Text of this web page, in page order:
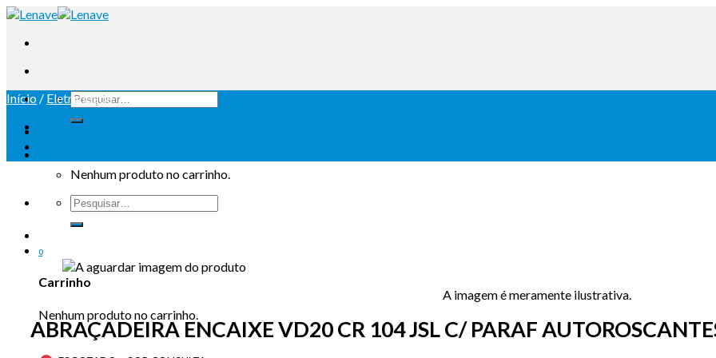
Nenhum produto no carrinho.
0
Carrinho
Nenhum produto no carrinho.
Início / Eletricidade
A imagem é meramente ilustrativa.
ABRAÇADEIRA ENCAIXE VD20 CR 104 JSL C/ PARAF